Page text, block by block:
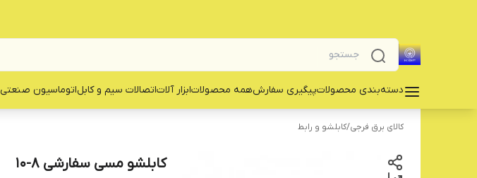
دسته‌بندی محصولاتپیگیری سفارشهمه محصولات‌ابزار آلاتاتصالات سیم و کابلاتوماسیون صنعتی
کالای برق فرجی/کابلشو و رابط
کابلشو مسی سفارشی 8-10